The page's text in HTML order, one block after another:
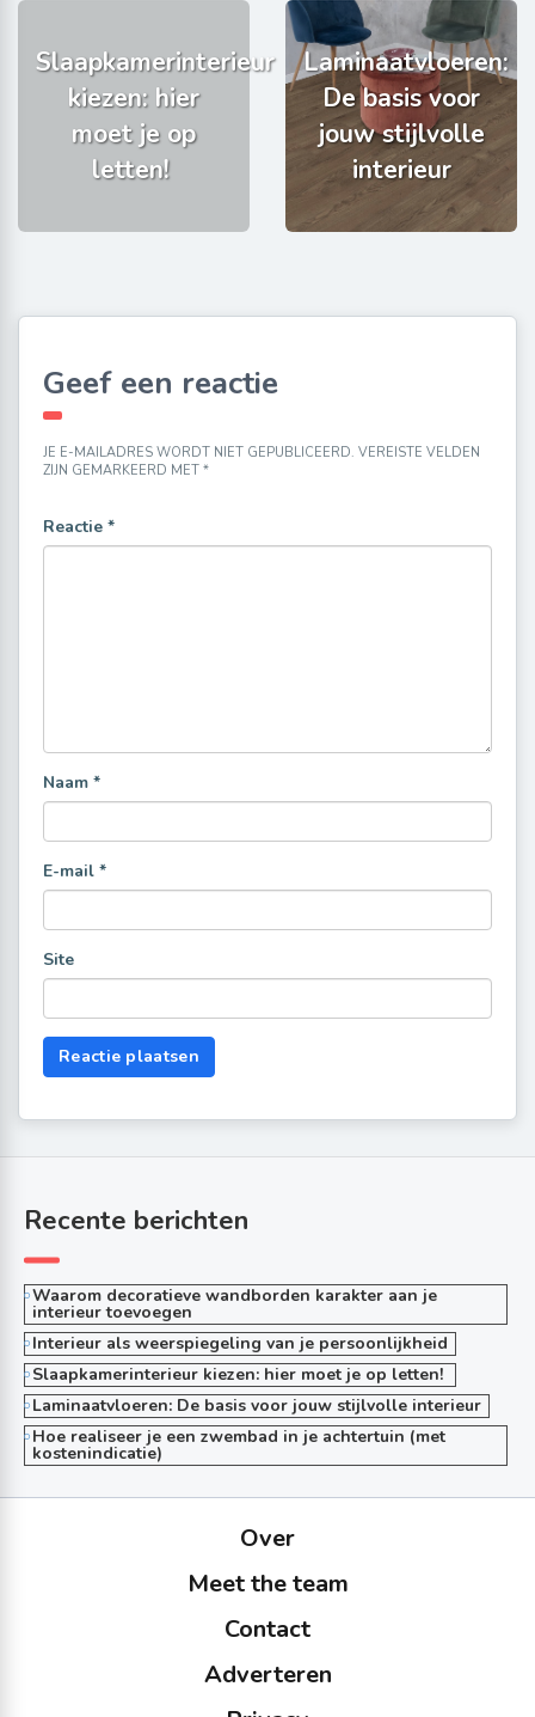
Slaapkamerinterieur
kiezen: hier
moet je op
letten!
Laminaatvloeren:
De basis voor
jouw stijlvolle
interieur
Geef een reactie
JE E-MAILADRES WORDT NIET GEPUBLICEERD. VEREISTE VELDEN
ZIJN GEMARKEERD MET *
Reactie *
Naam *
E-mail *
Site
Recente berichten
Waarom decoratieve wandborden karakter aan je
interieur toevoegen
Interieur als weerspiegeling van je persoonlijkheid
Slaapkamerinterieur kiezen: hier moet je op letten!
Laminaatvloeren: De basis voor jouw stijlvolle interieur
Hoe realiseer je een zwembad in je achtertuin (met
kostenindicatie)
Over
Meet the team
Contact
Adverteren